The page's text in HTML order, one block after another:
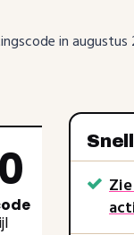
in augustus